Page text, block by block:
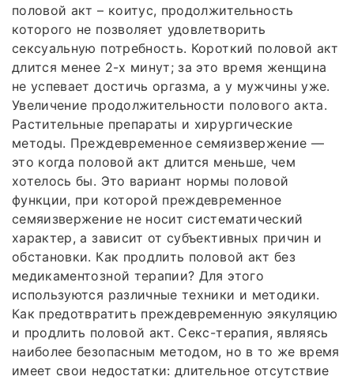
половой акт – коитус, продолжительность
которого не позволяет удовлетворить
сексуальную потребность. Короткий половой акт
длится менее 2-х минут; за это время женщина
не успевает достичь оргазма, а у мужчины уже.
Увеличение продолжительности полового акта.
Растительные препараты и хирургические
методы. Преждевременное семяизвержение —
это когда половой акт длится меньше, чем
хотелось бы. Это вариант нормы половой
функции, при которой преждевременное
семяизвержение не носит систематический
характер, а зависит от субъективных причин и
обстановки. Как продлить половой акт без
медикаментозной терапии? Для этого
используются различные техники и методики.
Как предотвратить преждевременную эякуляцию
и продлить половой акт. Секс-терапия, являясь
наиболее безопасным методом, но в то же время
имеет свои недостатки: длительное отсутствие